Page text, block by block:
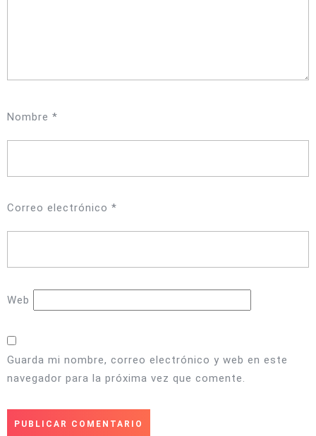
Nombre *
Correo electrónico *
Web
Guarda mi nombre, correo electrónico y web en este
navegador para la próxima vez que comente.